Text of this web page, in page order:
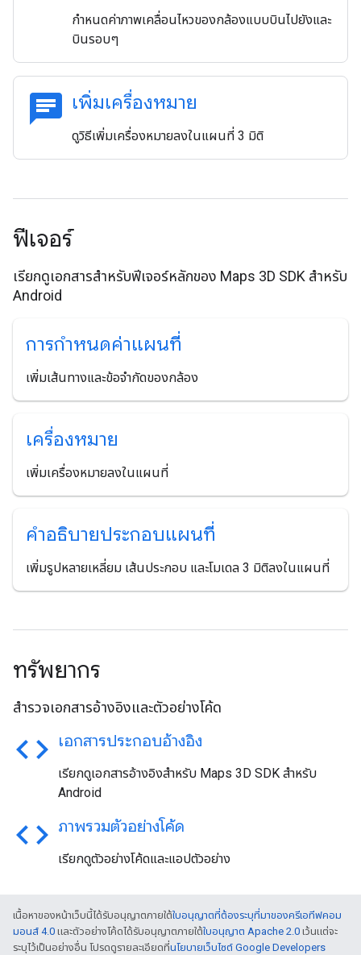
กำหนดค่าภาพเคลื่อนไหวของกล้องแบบบินไปยังและ
บินรอบๆ
chat เพิ่มเครื่องหมาย
ดูวิธีเพิ่มเครื่องหมายลงในแผนที่ 3 มิติ
ฟีเจอร์
เรียกดูเอกสารสำหรับฟีเจอร์หลักของ Maps 3D SDK สำหรับ
Android
การกําหนดค่าแผนที่
เพิ่มเส้นทางและข้อจำกัดของกล้อง
เครื่องหมาย
เพิ่มเครื่องหมายลงในแผนที่
คําอธิบายประกอบแผนที่
เพิ่มรูปหลายเหลี่ยม เส้นประกอบ และโมเดล 3 มิติลงในแผนที่
ทรัพยากร
สำรวจเอกสารอ้างอิงและตัวอย่างโค้ด
code เอกสารประกอบอ้างอิง
เรียกดูเอกสารอ้างอิงสำหรับ Maps 3D SDK สำหรับ
Android
code ภาพรวมตัวอย่างโค้ด
เรียกดูตัวอย่างโค้ดและแอปตัวอย่าง
เนื้อหาของหน้าเว็บนี้ได้รับอนุญาตภายใต้ใบอนุญาตที่ต้องระบุที่มาของครีเอทีฟคอม
มอนส์ 4.0 และตัวอย่างโค้ดได้รับอนุญาตภายใต้ใบอนุญาต Apache 2.0 เว้นแต่จะ
ระบุไว้เป็นอย่างอื่น โปรดดูรายละเอียดที่นโยบายเว็บไซต์ Google Developers